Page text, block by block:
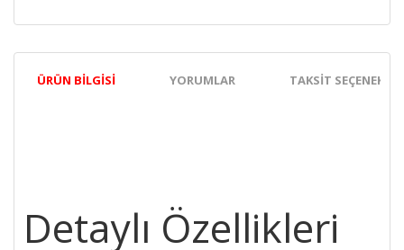
ÜRÜN BILGISI YORUMLAR TAKSIT
Detaylı Özellikleri